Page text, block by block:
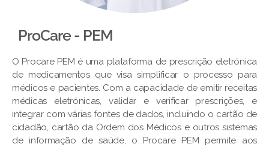
ProCare - PEM​
O Procare PEM é uma plataforma de prescrição eletrónica
de medicamentos que visa simplificar o processo para
médicos e pacientes. Com a capacidade de emitir receitas
médicas eletrónicas, validar e verificar prescrições, e
integrar com várias fontes de dados, incluindo o cartão de
cidadão, cartão da Ordem dos Médicos e outros sistemas
de informação de saúde, o Procare PEM permite aos